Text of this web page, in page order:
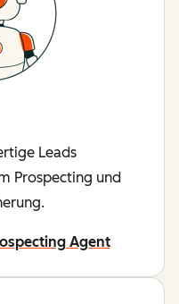
Leads
Prospecting und
Agent